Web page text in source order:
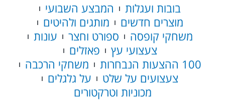
בובות ועגלות
המבצע השבועי
מוצרים חדשים
מותגים ולהיטים
משחקי קופסה
ספורט וחצר
עונות
צעצועי עץ
פאזלים
100 ההצעות הנבחרות
משחקי הרכבה
צעצועים על שלט
על גלגלים
מכוניות וטרקטורים